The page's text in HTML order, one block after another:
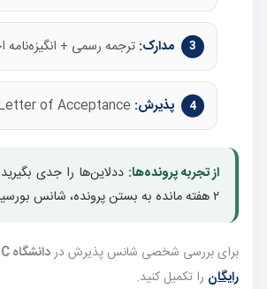
مدارک: ترجمه رسمی +
پذیرش:
از تجربه پرونده‌ها: ددلاین‌ها را جدی
۲ هفته مانده به بستن پرونده، شانس بورسیه را کم می‌کند.
برای بررسی شخصی شانس پذیرش دردانشگاه IMC
رایگان را تکمیل کنید.